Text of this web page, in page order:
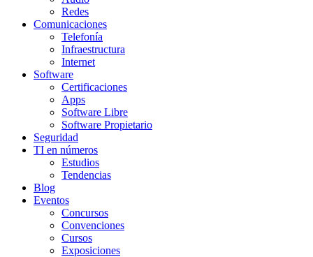
Redes
Comunicaciones
Telefonía
Infraestructura
Internet
Software
Certificaciones
Apps
Software Libre
Software Propietario
Seguridad
TI en números
Estudios
Tendencias
Blog
Eventos
Concursos
Convenciones
Cursos
Exposiciones